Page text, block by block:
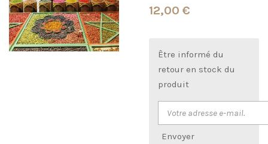
12,00 €
Être informé du
retour en stock du
produit
Envoyer